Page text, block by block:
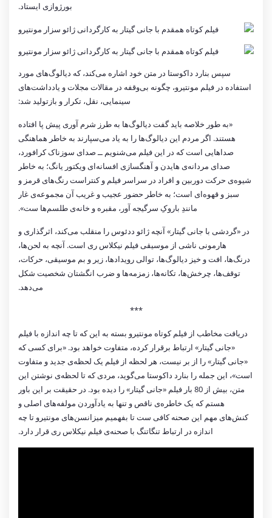
بورژوازی ایستاد.
سپس بنارد داکوستا در متن خود اشاره می‌کند، که دیالوگ‌های مورد
استفاده در فیلم مونتیرو، چگونه بی‌وقفه در مقالات مجلات و یادداشت‌های
سینمایی، نقل، تکرار و بازتولید شد:
«به طور خلاصه باید گفت دیالوگ‌ها به طرز شرم آوری پیش پا افتاده
هستند. اگر مردم این دیالوگ‌ها را به یاد می‌سپارند به خاطر هماهنگی
صداهایی است که در این فیلم می‌شنویم ــ صدای سوزناک کرافورد،
صدای مردانه‌ی هایدن و آهنگسازی افسانه‌ای ویکتور یانگ؛ به خاطر
شیوه‌ی حرکت دوربین و افراد در سراسر فیلم و کنتراست رنگ‌های قرمز و
سبز و قهوه‌ای است؛ به خاطر حضور عجیب و غریب آن مجموعه‌ی غار
مانندِ باروکِ سرگیجه آور، مقبره و خانه‌ی طلسم‌ها ست».
در «گردشی با جانی گیتار» آنچه ژائو ددئوس را منقلب می‌کند، اثرگذاری و
هارمونی ناشی از موسیقی فیلم نیکلاس ری است. آنچه به لحن‌ها،
درنگ‌ها، افت و خیز دیالوگ‌ها، توالی رویدادها، زیر و بم موسیقی، حرکات،
توقف‌ها، چرخش‌ها، تکانه‌ها، زمزمه‌ها و ضرب انگشتان شخصیت شکل
می‌دهد.
***
دریافت مخاطب از فیلم کوتاه مونتیرو بسته به این که تا چه اندازه با فیلم
«جانی گیتار» ارتباط برقرار کرده، متفاوت خواهد بود. «برای کسی که
«جانی گیتار» را از بر نیست، هر لحظه از فیلم یک لحظه‌ی جدید و متفاوت
است»، این جمله را بنارد داکوستا می‌گوید، مردی که تا لحظه‌ی نوشتن این
متن، بیش از 80 بار فیلم «جانی گیتار» را دیده بود. در حقیقت بر این باور
هستم که یک خاطره‌ی ناقص و تنها به یادآوردن مولفه‌های اصلی و
کنش‌های مهم این صحنه کافی ست تا بفهمیم میزانسن‌های مونتیرو تا چه
اندازه در ارتباط تنگاتنگ با صحنه‌ی فیلم نیکلاس ری قرار دارد.